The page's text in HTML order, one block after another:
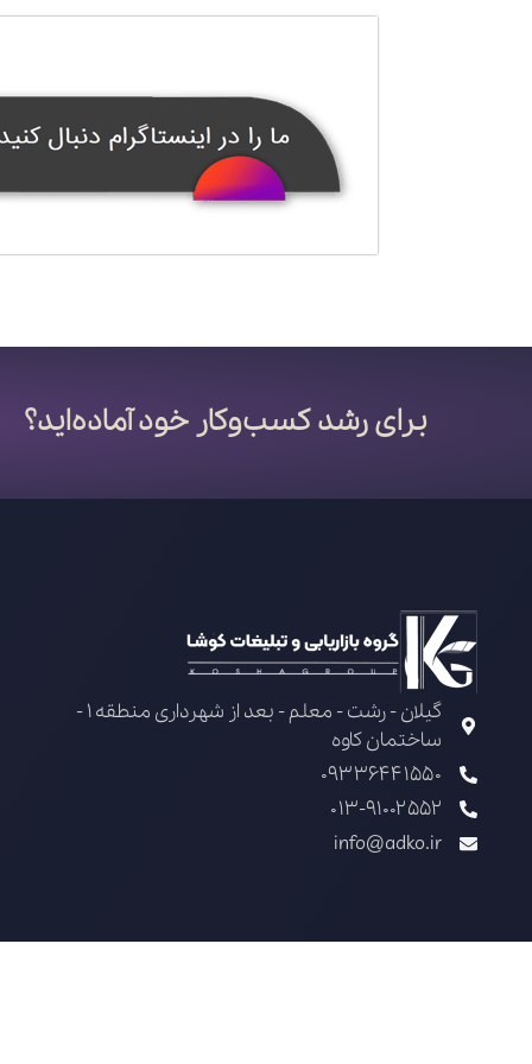
برای رشد کسب‌وکار خود آماده‌اید؟
گیلان - رشت - معلم - بعد از شهرداری منطقه 1 -
ساختمان کاوه
09336441550
013-91002552
info@adko.ir